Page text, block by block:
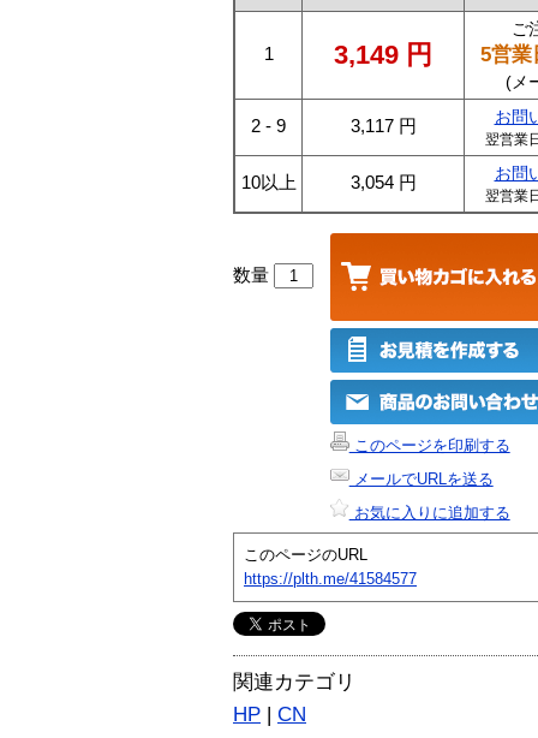
1 3,149 円
ご
5営業
(メ
2 - 9 3,117 円 お問
翌営業
10以上 3,054 円 お問
翌営業
数量
このページを印刷する
メールでURLを送る
お気に入りに追加する
このページのURL
https://plth.me/41584577
関連カテゴリ
HP | CN